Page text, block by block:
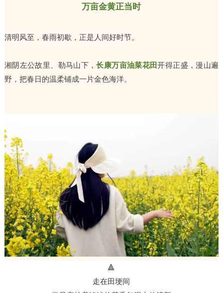
万亩金黄正当时
清明风至，春雨初歇， 正是人间好时节。
湘阴左公故里、勒马山下，长康万亩油菜花田开得正盛，漫山遍
野，把春日的温柔铺成一片金色海洋。
🔺
走在田埂间